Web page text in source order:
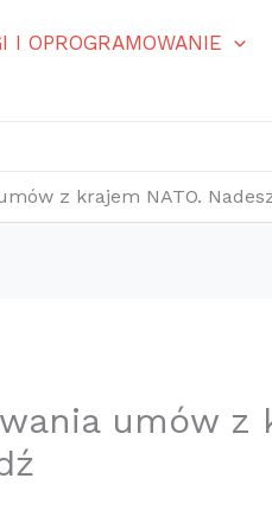
I OPROGRAMOWANIE
z krajem NATO.
umów z